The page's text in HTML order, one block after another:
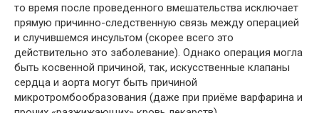
то время после проведенного вмешательства исключает
прямую причинно-следственную связь между операцией
и случившемся инсультом (скорее всего это
действительно это заболевание). Однако операция могла
быть косвенной причиной, так, искусственные клапаны
сердца и аорта могут быть причиной
микротромбообразования (даже при приёме варфарина и